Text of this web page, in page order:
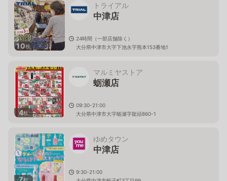
10枚
トライアル
中津店
24時間（一部店舗除く）
大分県中津市大字下池永字熊本153番地1
4枚
マルミヤストア
蛎瀬店
09:30-21:00
大分県中津市大字蛎瀬字龍頭860-1
7枚
ゆめタウン
中津店
9:30-21:00